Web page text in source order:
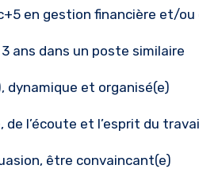
en gestion financière et/
ans dans un poste similaire
dynamique et organisé(e)
de l’écoute et l’esprit du
être convaincant(e)